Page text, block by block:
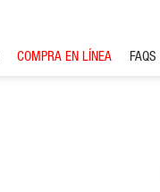
COMPRA EN LÍNEA FAQS